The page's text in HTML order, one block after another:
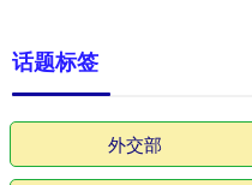
话题标签
外交部